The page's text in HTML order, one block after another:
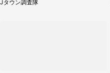
6】
Jタウン調査隊